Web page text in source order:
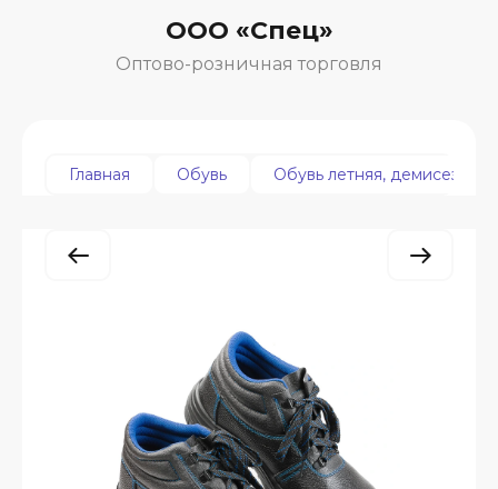
ООО «Спец»
Оптово-розничная торговля
Главная Обувь Обувь летняя,